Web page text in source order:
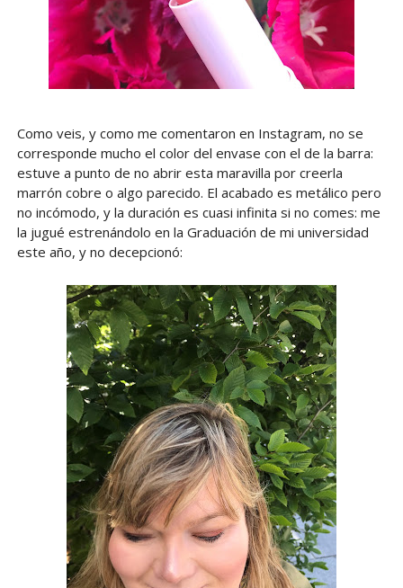
Como veis, y como me comentaron en Instagram, no se
corresponde mucho el color del envase con el de la barra:
estuve a punto de no abrir esta maravilla por creerla
marrón cobre o algo parecido. El acabado es metálico pero
no incómodo, y la duración es cuasi infinita si no comes: me
la jugué estrenándolo en la Graduación de mi universidad
este año, y no decepcionó: